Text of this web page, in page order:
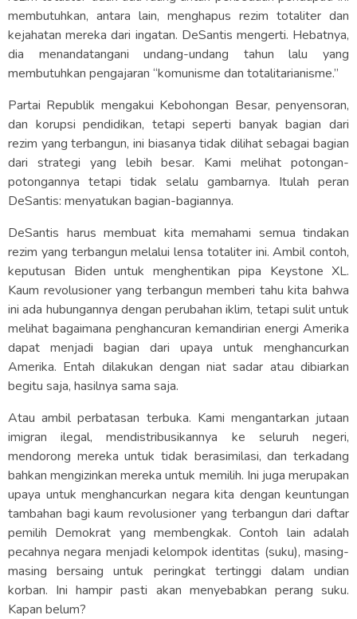
membutuhkan, antara lain, menghapus rezim totaliter dan
kejahatan mereka dari ingatan. DeSantis mengerti. Hebatnya,
dia menandatangani undang-undang tahun lalu yang
membutuhkan pengajaran “komunisme dan totalitarianisme.”
Partai Republik mengakui Kebohongan Besar, penyensoran,
dan korupsi pendidikan, tetapi seperti banyak bagian dari
rezim yang terbangun, ini biasanya tidak dilihat sebagai bagian
dari strategi yang lebih besar. Kami melihat potongan-
potongannya tetapi tidak selalu gambarnya. Itulah peran
DeSantis: menyatukan bagian-bagiannya.
DeSantis harus membuat kita memahami semua tindakan
rezim yang terbangun melalui lensa totaliter ini. Ambil contoh,
keputusan Biden untuk menghentikan pipa Keystone XL.
Kaum revolusioner yang terbangun memberi tahu kita bahwa
ini ada hubungannya dengan perubahan iklim, tetapi sulit untuk
melihat bagaimana penghancuran kemandirian energi Amerika
dapat menjadi bagian dari upaya untuk menghancurkan
Amerika. Entah dilakukan dengan niat sadar atau dibiarkan
begitu saja, hasilnya sama saja.
Atau ambil perbatasan terbuka. Kami mengantarkan jutaan
imigran ilegal, mendistribusikannya ke seluruh negeri,
mendorong mereka untuk tidak berasimilasi, dan terkadang
bahkan mengizinkan mereka untuk memilih. Ini juga merupakan
upaya untuk menghancurkan negara kita dengan keuntungan
tambahan bagi kaum revolusioner yang terbangun dari daftar
pemilih Demokrat yang membengkak. Contoh lain adalah
pecahnya negara menjadi kelompok identitas (suku), masing-
masing bersaing untuk peringkat tertinggi dalam undian
korban. Ini hampir pasti akan menyebabkan perang suku.
Kapan belum?